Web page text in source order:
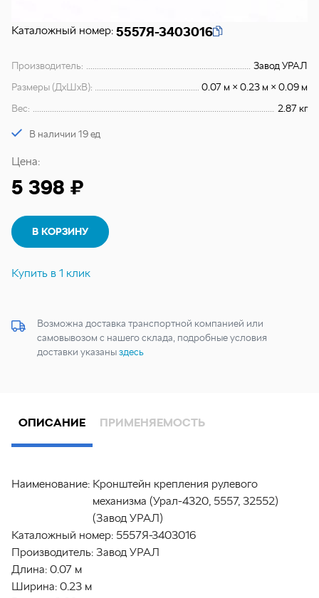
Каталожный номер: 5557Я-3403016
Производитель:
Завод УРАЛ
Размеры (ДхШхВ):
0.07 м × 0.23 м × 0.09 м
Вес:
2.87 кг
В наличии 19 ед
Цена:
5 398 ₽
В КОРЗИНУ
Купить в 1 клик
Возможна доставка транспортной компанией или
самовывозом с нашего склада, подробные условия
доставки указаныздесь
ОПИСАНИЕ ПРИМЕНЯЕМОСТЬ
Наименование: Кронштейн крепления рулевого
механизма (Урал-4320, 5557, 32552)
(Завод УРАЛ)
Каталожный номер: 5557Я-3403016
Производитель: Завод УРАЛ
Длина: 0.07 м
Ширина: 0.23 м